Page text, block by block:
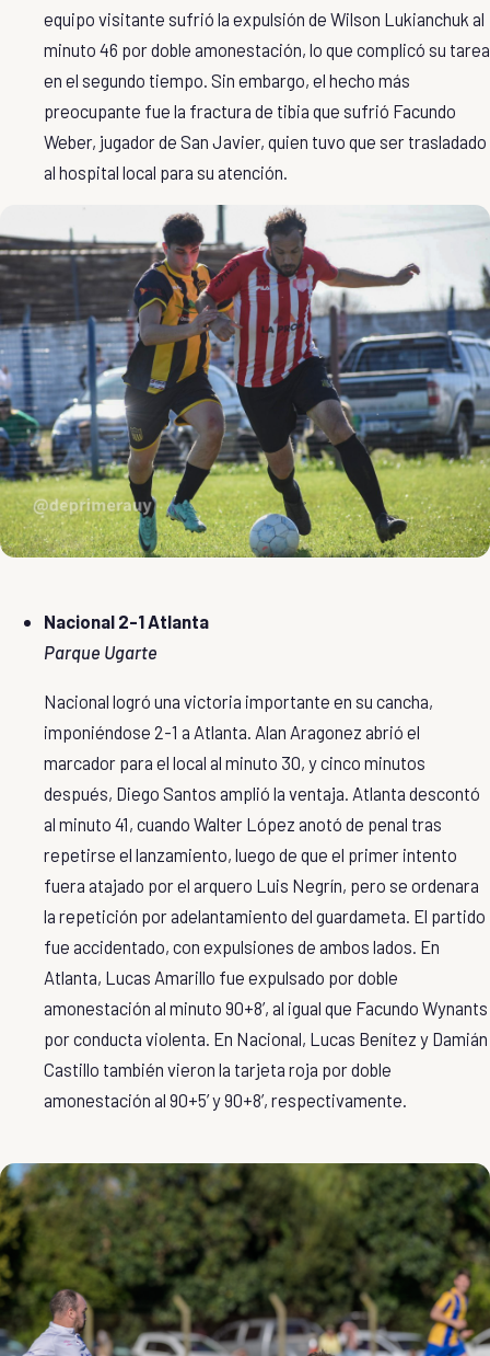
equipo visitante sufrió la expulsión de Wilson Lukianchuk al
minuto 46 por doble amonestación, lo que complicó su tarea
en el segundo tiempo. Sin embargo, el hecho más
preocupante fue la fractura de tibia que sufrió Facundo
Weber, jugador de San Javier, quien tuvo que ser trasladado
al hospital local para su atención.
Nacional 2-1 Atlanta
Parque Ugarte
Nacional logró una victoria importante en su cancha,
imponiéndose 2-1 a Atlanta. Alan Aragonez abrió el
marcador para el local al minuto 30, y cinco minutos
después, Diego Santos amplió la ventaja. Atlanta descontó
al minuto 41, cuando Walter López anotó de penal tras
repetirse el lanzamiento, luego de que el primer intento
fuera atajado por el arquero Luis Negrín, pero se ordenara
la repetición por adelantamiento del guardameta. El partido
fue accidentado, con expulsiones de ambos lados. En
Atlanta, Lucas Amarillo fue expulsado por doble
amonestación al minuto 90+8’, al igual que Facundo Wynants
por conducta violenta. En Nacional, Lucas Benítez y Damián
Castillo también vieron la tarjeta roja por doble
amonestación al 90+5’ y 90+8’, respectivamente.